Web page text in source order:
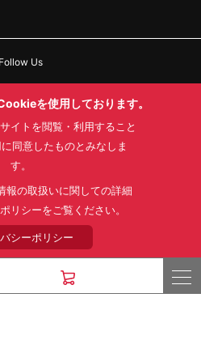
Follow Us
目的
SNS利用規約
シー
LTD. ALL RIGHTS RESERVED.
を使用しております。
イトを閲覧・利用すること
同意したものとみなしま
す。
報の取扱いに関しての詳細
リシーをご覧ください。
シーポリシー